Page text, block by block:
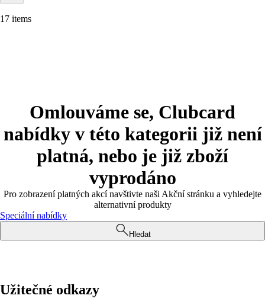
17 items
Omlouváme se, Clubcard
nabídky v této kategorii již není
platná, nebo je již zboží
vyprodáno
Pro zobrazení platných akcí navštivte naši Akční stránku a vyhledejte
alternativní produkty
Speciální nabídky
Hledat
Užitečné odkazy